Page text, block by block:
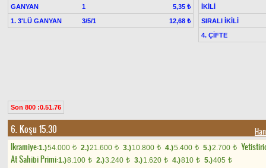
GANYAN 1
5,35 ₺
1. 3'LÜ GANYAN
3/5/1 12,68 ₺
İKİLİ
SIRALI İKİLİ
4. ÇİFTE
Son 800 :0.51.76
6. Koşu 15.30
Ikramiye:1.)54.000 t 2.)21.600 t 3.)10.800 t 4.)5.400 t 5.)2.700 t
At Sahibi Primi:1.)8.100 t 2.)3.240 t 3.)1.620 t 4.)810 t 5.)405 t